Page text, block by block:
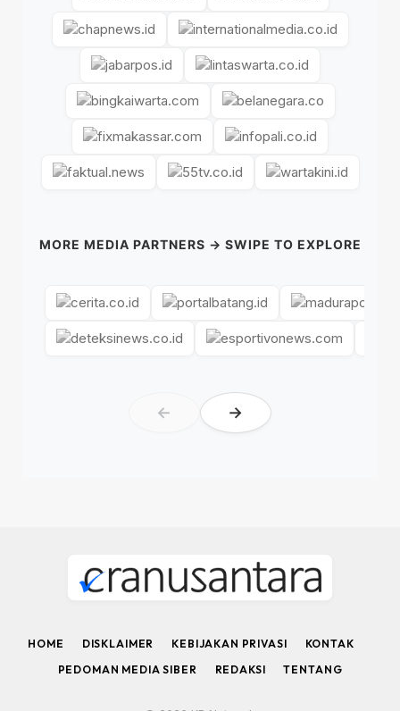
MORE MEDIA PARTNERS → SWIPE TO EXPLORE
← →
HOME DISKLAIMER KEBIJAKAN PRIVASI
KONTAK
PEDOMAN MEDIA SIBER
REDAKSI TENTANG